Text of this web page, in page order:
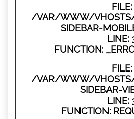
FILE:
/VAR/WWW/VHOSTS/
SIDEBAR-
LINE:
FUNCTION:
FILE:
/VAR/WWW/VHOSTS/
SIDEBAR-
LINE:
FUNCTION: